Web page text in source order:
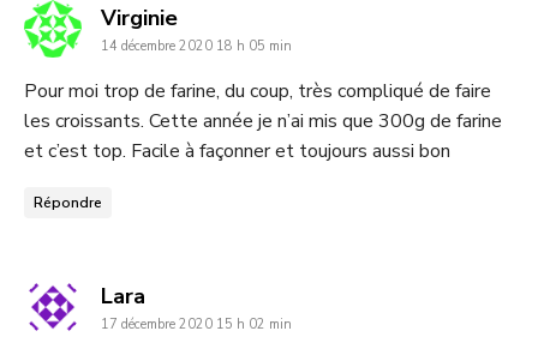
Virginiedit
:
14 décembre 2020 18 h 05 min
Pour moi trop de farine, du coup, très compliqué de faire
les croissants. Cette année je n’ai mis que 300g de farine
et c’est top. Facile à façonner et toujours aussi bon
Répondre
Lara
:
17 décembre 2020 15 h 02 min